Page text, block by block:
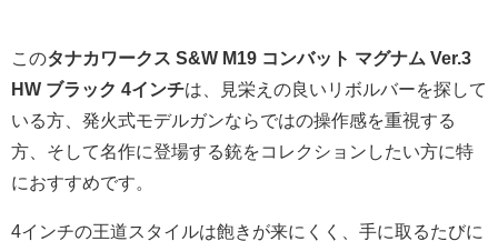
このタナカワークス S&W M19 コンバット マグナム Ver.3
HW ブラック 4インチは、見栄えの良いリボルバーを探して
いる方、発火式モデルガンならではの操作感を重視する
方、そして名作に登場する銃をコレクションしたい方に特
におすすめです。
4インチの王道スタイルは飽きが来にくく、手に取るたびに